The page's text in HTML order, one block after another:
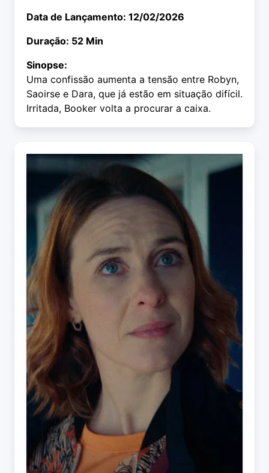
Data de Lançamento: 12/02/2026
Duração: 52 Min
Sinopse:
Uma confissão aumenta a tensão entre Robyn,
Saoirse e Dara, que já estão em situação difícil.
Irritada, Booker volta a procurar a caixa.